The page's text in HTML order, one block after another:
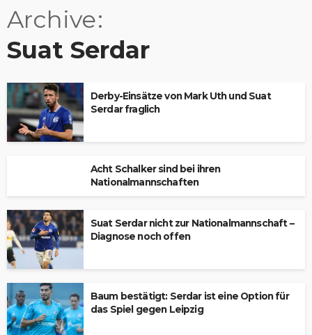
Archive
Suat Serdar
Derby-Einsätze von Mark Uth und Suat
Serdar fraglich
Acht Schalker sind bei ihren
Nationalmannschaften
Suat Serdar nicht zur Nationalmannschaft –
Diagnose noch offen
Baum bestätigt: Serdar ist eine Option für
das Spiel gegen Leipzig